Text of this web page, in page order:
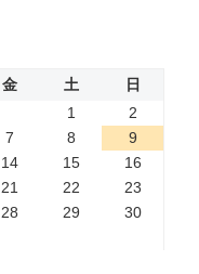
金 土
日
1
2
7 8
9
14 15
16
21 22
23
28 29
30